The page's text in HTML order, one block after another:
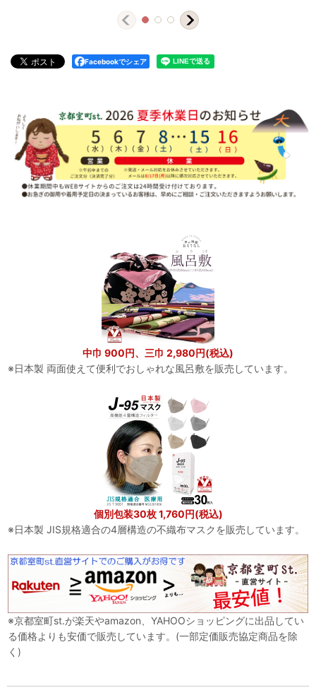
Facebookでシェア
中巾 900円、三巾 2,980円(税込)
※日本製 両面使えて便利でおしゃれな風呂敷を販売しています。
個別包装30枚 1,760円(税込)
※日本製 JIS規格適合の4層構造の不織布マスクを販売しています。
※京都室町st.が楽天やamazon、YAHOOショッピングに出品してい
る価格よりも安価で販売しています。(一部定価販売協定商品を除
く)